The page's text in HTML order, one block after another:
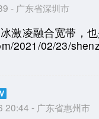
- 广东省深圳市
激凌融合宽带，
2021/02/23/
20:44 - 广东省惠州市